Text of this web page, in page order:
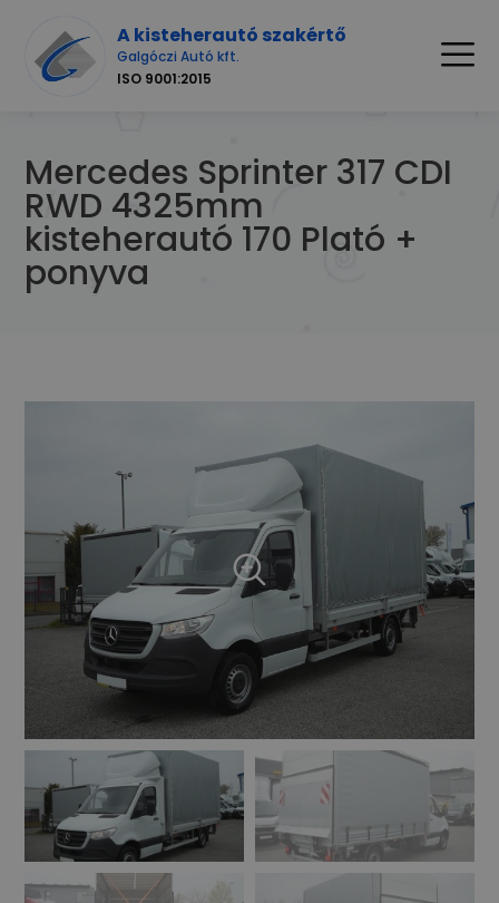
A kisteherautó szakértő
Galgóczi Autó kft.
ISO 9001:2015
Mercedes Sprinter 317 CDI
RWD 4325mm
kisteherautó 170 Plató +
ponyva